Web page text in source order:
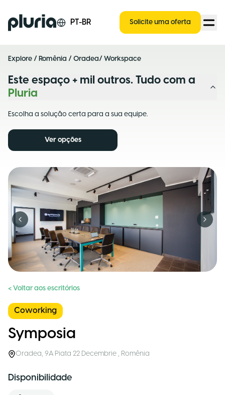
Logo Pluria PT-BR Solicite uma oferta
Explore / Romênia / Oradea/ Workspace
Este espaço + mil outros. Tudo com a
Pluria
Escolha a solução certa para a sua equipe.
Ver opções
Previous slide Next
< Voltar aos escritórios
Coworking
Symposia
Oradea, 9A Piata 22 Decembrie , Romênia
Disponibilidade